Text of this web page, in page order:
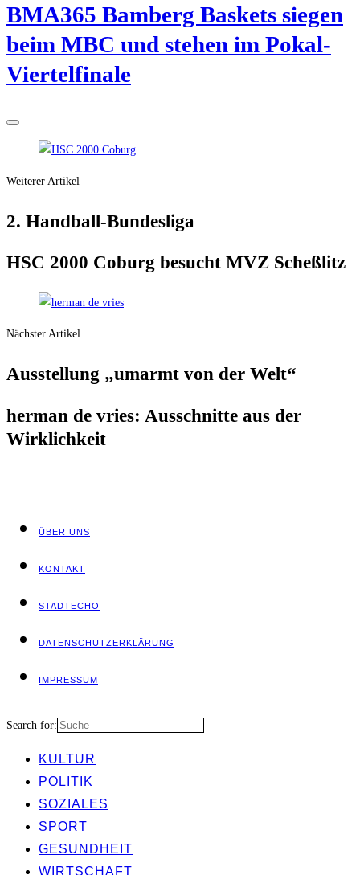
BMA365 Bam­berg Bas­kets sie­gen
beim MBC und ste­hen im Pokal-
Viertelfinale
Weiterer Artikel
2. Hand­ball-Bun­des­li­ga
HSC 2000 Coburg besucht MVZ Scheßlitz
Nächster Artikel
Aus­stel­lung „umarmt von der Welt“
her­man de vries: Aus­schnit­te aus der
Wirklichkeit
ÜBER UNS
KON­TAKT
STADT­ECHO
DATEN­SCHUTZ­ER­KLÄ­RUNG
IMPRES­SUM
Search for:
KUL­TUR
POLI­TIK
SOZIA­LES
SPORT
GESUND­HEIT
WIRT­SCHAFT